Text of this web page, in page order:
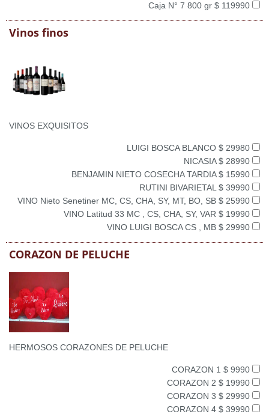
Caja N° 7 800 gr $ 119990
Vinos finos
VINOS EXQUISITOS
LUIGI BOSCA BLANCO $ 29980
NICASIA $ 28990
BENJAMIN NIETO COSECHA TARDIA $ 15990
RUTINI BIVARIETAL $ 39990
VINO Nieto Senetiner MC, CS, CHA, SY, MT, BO, SB $ 25990
VINO Latitud 33 MC , CS, CHA, SY, VAR $ 19990
VINO LUIGI BOSCA CS , MB $ 29990
CORAZON DE PELUCHE
HERMOSOS CORAZONES DE PELUCHE
CORAZON 1 $ 9990
CORAZON 2 $ 19990
CORAZON 3 $ 29990
CORAZON 4 $ 39990